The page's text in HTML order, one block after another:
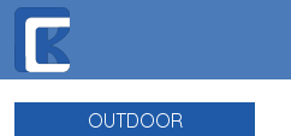
OUTDOOR